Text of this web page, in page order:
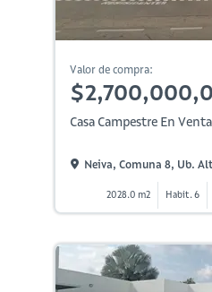
Valor de compra:
Casa Campestre En Venta
Neiva, Comuna 8, Ub.
2028.0 m2 Habit. 6